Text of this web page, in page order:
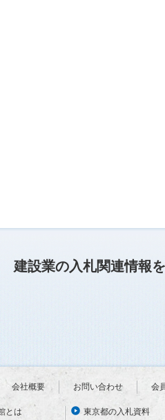
建設業の入札関連情報
会社概要 お問い合わせ 会
とは 東京都の入札資料